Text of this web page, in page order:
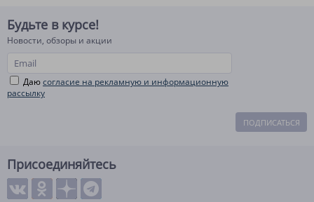
Будьте в курсе!
Новости, обзоры и акции
Даюсогласие на рекламную и информационную
рассылку
ПОДПИСАТЬСЯ
Присоединяйтесь